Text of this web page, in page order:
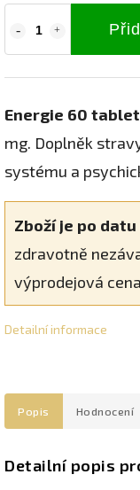
Energie 60
mg. Doplněk
systému a
Zboží je po
zdravotně
výprodejová
Detailní informace
Popis Hodnocení
Detailní popis